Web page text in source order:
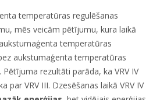
temperatūras regulēšanas
mēs veicām pētījumu, kura laikā
temperatūras
aukstumaģenta temperatūras
rezultāti parāda, ka VRV IV
par VRV III. Dzesēšanas laikā VRV IV